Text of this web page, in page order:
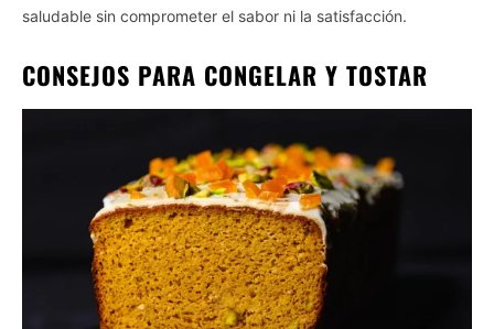
saludable sin comprometer el sabor ni la satisfacción.
CONSEJOS PARA CONGELAR Y TOSTAR